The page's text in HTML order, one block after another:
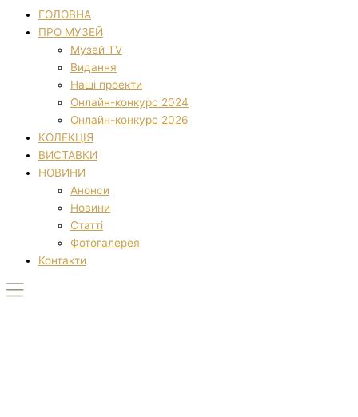
ГОЛОВНА
ПРО МУЗЕЙ
Музей TV
Видання
Наші проекти
Онлайн-конкурс 2024
Онлайн-конкурс 2026
КОЛЕКЦІЯ
ВИСТАВКИ
НОВИНИ
Анонси
Новини
Статті
Фотогалерея
Контакти